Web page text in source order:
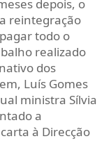
depois, o
reintegração
todo o
realizado
dos
Luís Gomes
ministra Sílvia
a
à Direcção